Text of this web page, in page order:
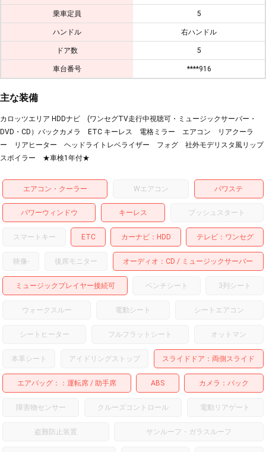
乗車定員 5
ハンドル 右ハンドル
ドア数 5
車台番号 ****916
主な装備
カロッツエリア HDDナビ (ワンセグTV走行中視聴可・ミュージックサーバー・
DVD・CD）バックカメラ ETC キーレス 電格ミラー エアコン リアクーラ
ー リアヒーター ヘッドライトレベライザー フォグ 社外モデリスタ風リップ
スポイラー ★車検1年付★
エアコン・クーラー Wエアコン パワステ
パワーウィンドウ キーレス プッシュスタート
スマートキー ETC カーナビ HDD テレビ ワンセグ
映像- 後席モニター オーディオ CD ミュージックサーバー
ミュージックプレイヤー接続可 ベンチシート 3列シート
ウォークスルー 電動シート シートエアコン
シートヒーター フルフラットシート オットマン
本革シート アイドリングストップ スライドドア 両側スライド
エアバッグ： 運転席 助手席 ABS カメラ バック
障害物センサー クルーズコントロール 電動リアゲート
盗難防止装置 サンルーフ・ガラスルーフ